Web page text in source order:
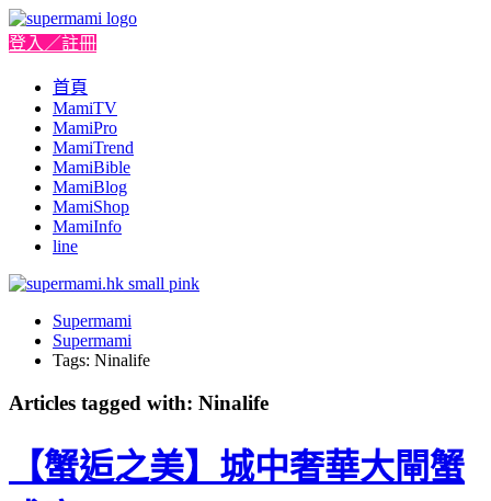
登入／註冊
首頁
MamiTV
MamiPro
MamiTrend
MamiBible
MamiBlog
MamiShop
MamiInfo
line
Supermami
Supermami
Tags: Ninalife
Articles tagged with: Ninalife
【蟹逅之美】城中奢華大閘蟹